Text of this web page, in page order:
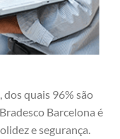
dos quais 96% são
Barcelona é
e segurança.